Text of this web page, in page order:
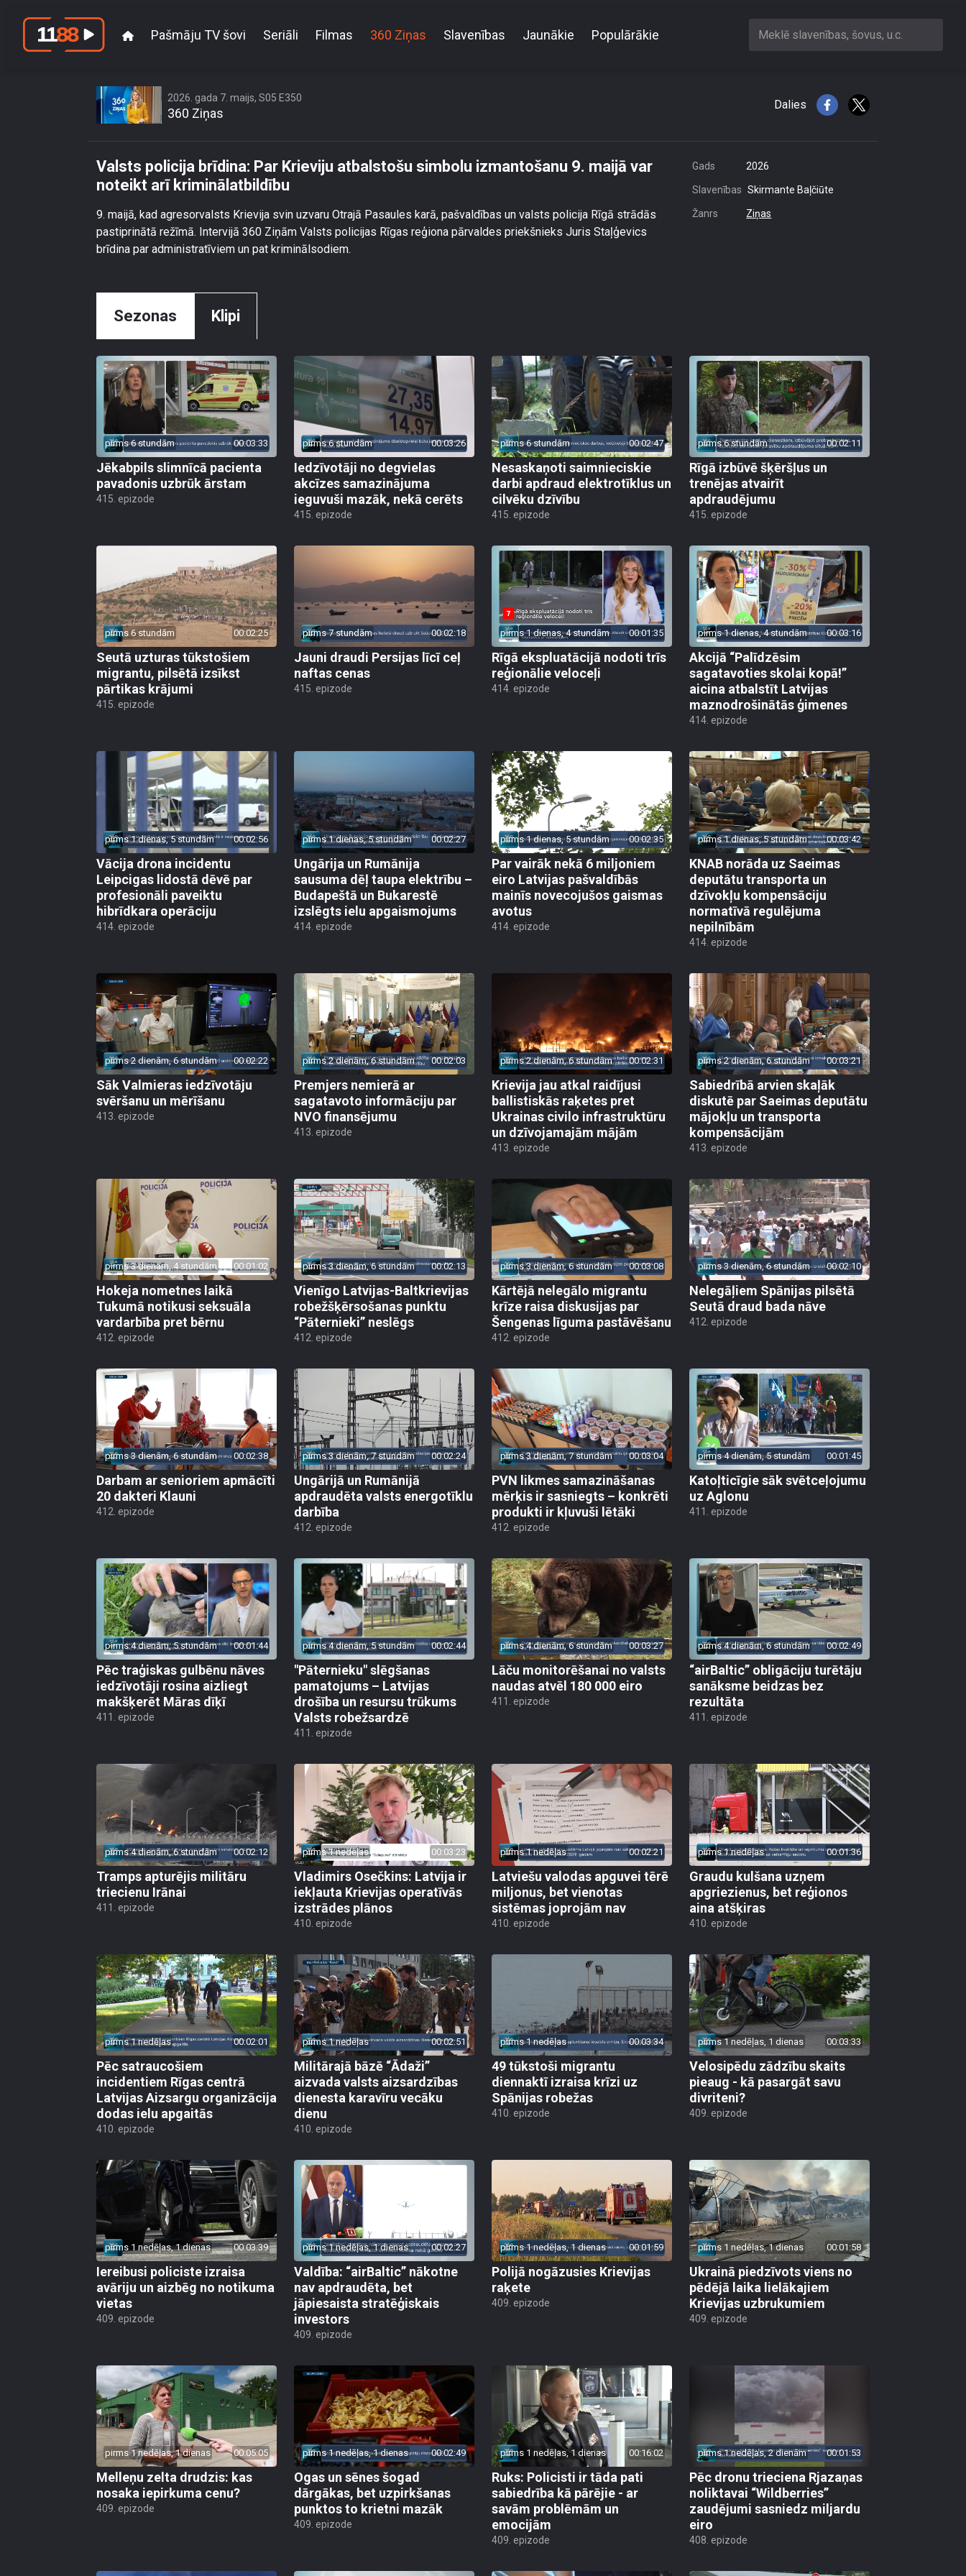
Pašmāju TV šovi Seriāli Filmas 360 Ziņas Slavenības Jaunākie Populārākie Meklē slavenības, šovus, u.c.
2026. gada 7. maijs, S05 E350
360 Ziņas
Dalies
Valsts policija brīdina: Par Krieviju atbalstošu simbolu izmantošanu 9. maijā var
noteikt arī kriminālatbildību
9. maijā, kad agresorvalsts Krievija svin uzvaru Otrajā Pasaules karā, pašvaldības un valsts policija Rīgā strādās
pastiprinātā režīmā. Intervijā 360 Ziņām Valsts policijas Rīgas reģiona pārvaldes priekšnieks Juris Staļģevics
brīdina par administratīviem un pat kriminālsodiem.
Gads 2026
Slavenības Skirmante Baļčiūte
Žanrs Ziņas
Sezonas Klipi
pirms 6 stundām 00:03:33
Jēkabpils slimnīcā pacienta
pavadonis uzbrūk ārstam
415. epizode
pirms 6 stundām 00:03:26
Iedzīvotāji no degvielas
akcīzes samazinājuma
ieguvuši mazāk, nekā cerēts
415. epizode
pirms 6 stundām 00:02:47
Nesaskaņoti saimnieciskie
darbi apdraud elektrotīklus un
cilvēku dzīvību
415. epizode
pirms 6 stundām 00:02:11
Rīgā izbūvē šķēršļus un
trenējas atvairīt
apdraudējumu
415. epizode
pirms 6 stundām 00:02:25
Seutā uzturas tūkstošiem
migrantu, pilsētā izsīkst
pārtikas krājumi
415. epizode
pirms 7 stundām 00:02:18
Jauni draudi Persijas līcī ceļ
naftas cenas
415. epizode
pirms 1 dienas, 4 stundām 00:01:35
Rīgā ekspluatācijā nodoti trīs
reģionālie veloceļi
414. epizode
pirms 1 dienas, 4 stundām 00:03:16
Akcijā “Palīdzēsim
sagatavoties skolai kopā!”
aicina atbalstīt Latvijas
maznodrošinātās ģimenes
414. epizode
pirms 1 dienas, 5 stundām 00:02:56
Vācija drona incidentu
Leipcigas lidostā dēvē par
profesionāli paveiktu
hibrīdkara operāciju
414. epizode
pirms 1 dienas, 5 stundām 00:02:27
Ungārija un Rumānija
sausuma dēļ taupa elektrību –
Budapeštā un Bukarestē
izslēgts ielu apgaismojums
414. epizode
pirms 1 dienas, 5 stundām 00:02:35
Par vairāk nekā 6 miljoniem
eiro Latvijas pašvaldībās
mainīs novecojušos gaismas
avotus
414. epizode
pirms 1 dienas, 5 stundām 00:03:42
KNAB norāda uz Saeimas
deputātu transporta un
dzīvokļu kompensāciju
normatīvā regulējuma
nepilnībām
414. epizode
pirms 2 dienām, 6 stundām 00:02:22
Sāk Valmieras iedzīvotāju
svēršanu un mērīšanu
413. epizode
pirms 2 dienām, 6 stundām 00:02:03
Premjers nemierā ar
sagatavoto informāciju par
NVO finansējumu
413. epizode
pirms 2 dienām, 6 stundām 00:02:31
Krievija jau atkal raidījusi
ballistiskās raķetes pret
Ukrainas civilo infrastruktūru
un dzīvojamajām mājām
413. epizode
pirms 2 dienām, 6 stundām 00:03:21
Sabiedrībā arvien skaļāk
diskutē par Saeimas deputātu
mājokļu un transporta
kompensācijām
413. epizode
pirms 3 dienām, 4 stundām 00:01:02
Hokeja nometnes laikā
Tukumā notikusi seksuāla
vardarbība pret bērnu
412. epizode
pirms 3 dienām, 6 stundām 00:02:13
Vienīgo Latvijas-Baltkrievijas
robežšķērsošanas punktu
“Pāternieki” neslēgs
412. epizode
pirms 3 dienām, 6 stundām 00:03:08
Kārtējā nelegālo migrantu
krīze raisa diskusijas par
Šengenas līguma pastāvēšanu
412. epizode
pirms 3 dienām, 6 stundām 00:02:10
Nelegāļiem Spānijas pilsētā
Seutā draud bada nāve
412. epizode
pirms 3 dienām, 6 stundām 00:02:38
Darbam ar senioriem apmācīti
20 dakteri Klauni
412. epizode
pirms 3 dienām, 7 stundām 00:02:24
Ungārijā un Rumānijā
apdraudēta valsts energotīklu
darbība
412. epizode
pirms 3 dienām, 7 stundām 00:03:04
PVN likmes samazināšanas
mērķis ir sasniegts – konkrēti
produkti ir kļuvuši lētāki
412. epizode
pirms 4 dienām, 5 stundām 00:01:45
Katoļticīgie sāk svētceļojumu
uz Aglonu
411. epizode
pirms 4 dienām, 5 stundām 00:01:44
Pēc traģiskas gulbēnu nāves
iedzīvotāji rosina aizliegt
makšķerēt Māras dīķī
411. epizode
pirms 4 dienām, 5 stundām 00:02:44
"Pāternieku" slēgšanas
pamatojums – Latvijas
drošība un resursu trūkums
Valsts robežsardzē
411. epizode
pirms 4 dienām, 6 stundām 00:03:27
Lāču monitorēšanai no valsts
naudas atvēl 180 000 eiro
411. epizode
pirms 4 dienām, 6 stundām 00:02:49
“airBaltic” obligāciju turētāju
sanāksme beidzas bez
rezultāta
411. epizode
pirms 4 dienām, 6 stundām 00:02:12
Tramps apturējis militāru
triecienu Irānai
411. epizode
pirms 1 nedēļas 00:03:23
Vladimirs Osečkins: Latvija ir
iekļauta Krievijas operatīvās
izstrādes plānos
410. epizode
pirms 1 nedēļas 00:02:21
Latviešu valodas apguvei tērē
miljonus, bet vienotas
sistēmas joprojām nav
410. epizode
pirms 1 nedēļas 00:01:36
Graudu kulšana uzņem
apgriezienus, bet reģionos
aina atšķiras
410. epizode
pirms 1 nedēļas 00:02:01
Pēc satraucošiem
incidentiem Rīgas centrā
Latvijas Aizsargu organizācija
dodas ielu apgaitās
410. epizode
pirms 1 nedēļas 00:02:51
Militārajā bāzē “Ādaži”
aizvada valsts aizsardzības
dienesta karavīru vecāku
dienu
410. epizode
pirms 1 nedēļas 00:03:34
49 tūkstoši migrantu
diennaktī izraisa krīzi uz
Spānijas robežas
410. epizode
pirms 1 nedēļas, 1 dienas 00:03:33
Velosipēdu zādzību skaits
pieaug - kā pasargāt savu
divriteni?
409. epizode
pirms 1 nedēļas, 1 dienas 00:03:39
Iereibusi policiste izraisa
avāriju un aizbēg no notikuma
vietas
409. epizode
pirms 1 nedēļas, 1 dienas 00:02:27
Valdība: “airBaltic” nākotne
nav apdraudēta, bet
jāpiesaista stratēģiskais
investors
409. epizode
pirms 1 nedēļas, 1 dienas 00:01:59
Polijā nogāzusies Krievijas
raķete
409. epizode
pirms 1 nedēļas, 1 dienas 00:01:58
Ukrainā piedzīvots viens no
pēdējā laika lielākajiem
Krievijas uzbrukumiem
409. epizode
pirms 1 nedēļas, 1 dienas 00:05:05
Melleņu zelta drudzis: kas
nosaka iepirkuma cenu?
409. epizode
pirms 1 nedēļas, 1 dienas 00:02:49
Ogas un sēnes šogad
dārgākas, bet uzpirkšanas
punktos to krietni mazāk
409. epizode
pirms 1 nedēļas, 1 dienas 00:16:02
Ruks: Policisti ir tāda pati
sabiedrība kā pārējie - ar
savām problēmām un
emocijām
409. epizode
pirms 1 nedēļas, 2 dienām 00:01:53
Pēc dronu trieciena Rjazaņas
noliktavai “Wildberries”
zaudējumi sasniedz miljardu
eiro
408. epizode